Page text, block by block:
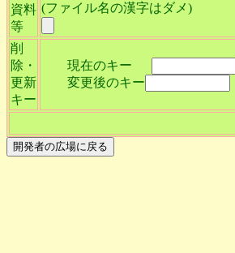
資料
等
(ファイル名の漢字はダメ)
削
除・
更新
キー
現在のキー
変更後のキー